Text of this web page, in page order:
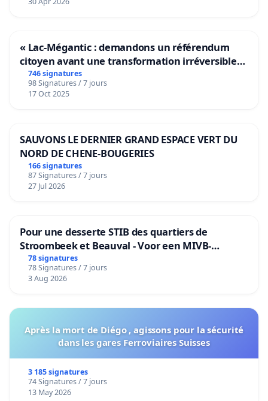
« Lac-Mégantic : demandons un référendum
citoyen avant une transformation irréversible
de notre territoire »
746 signatures
98 Signatures / 7 jours
17 Oct 2025
SAUVONS LE DERNIER GRAND ESPACE VERT DU
NORD DE CHENE-BOUGERIES
166 signatures
87 Signatures / 7 jours
27 Jul 2026
Pour une desserte STIB des quartiers de
Stroombeek et Beauval - Voor een MIVB-
bediening van de wijken Strombeek en Het
Voor
78 signatures
78 Signatures / 7 jours
3 Aug 2026
Après la mort de Diégo , agissons pour la sécurité
dans les gares Ferroviaires Suisses
3 185 signatures
74 Signatures / 7 jours
13 May 2026